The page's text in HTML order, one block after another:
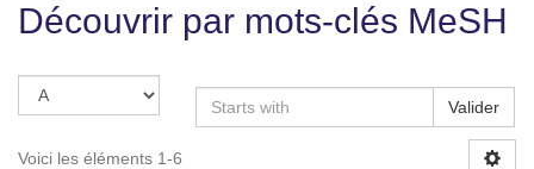
Découvrir par mots-clés MeSH
Valider
Voici les éléments 1-6